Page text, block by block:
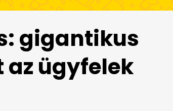
gigantikus
ügyfelek